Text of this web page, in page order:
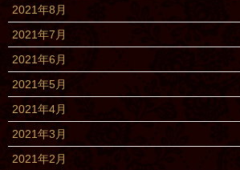
2021年8月
2021年7月
2021年6月
2021年5月
2021年4月
2021年3月
2021年2月